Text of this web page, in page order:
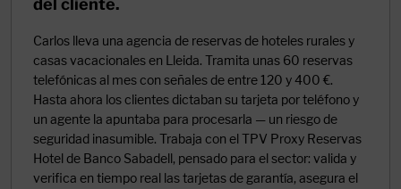
del cliente.
Carlos lleva una agencia de reservas de hoteles rurales y
casas vacacionales en Lleida. Tramita unas 60 reservas
telefónicas al mes con señales de entre 120 y 400 €.
Hasta ahora los clientes dictaban su tarjeta por teléfono y
un agente la apuntaba para procesarla — un riesgo de
seguridad inasumible. Trabaja con el TPV Proxy Reservas
Hotel de Banco Sabadell, pensado para el sector: valida y
verifica en tiempo real las tarjetas de garantía, asegura el